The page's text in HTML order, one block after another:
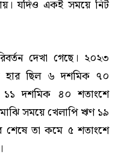
যদিও একই সময়ে নিট
দেখা গেছে। ২০২৩
হার ছিল ৬ দশমিক ৭০
দশমিক ৪০ শতাংশে
সময়ে খেলাপি ঋণ ১৯
শেষে তা কমে ৫ শতাংশে